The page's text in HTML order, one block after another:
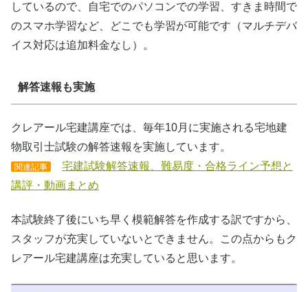
しているので、自宅でのパソコンでの学習、すきま時間で
のスマホ学習など、どこでも学習が可能です（マルチデバ
イス対応は追加料金なし）。
解答速報も実施
クレアール宅建講座では、毎年10月に実施される宅地建
物取引士試験の解答速報を実施しています。
関連記事
宅建試験解答速報、難易度・合格ライン予想と
講評・動画まとめ
本試験終了後にいち早く模範解答を作成する訳ですから、
スタッフが充実していないとできません。この点からもク
レアール宅建講座は充実していると思います。